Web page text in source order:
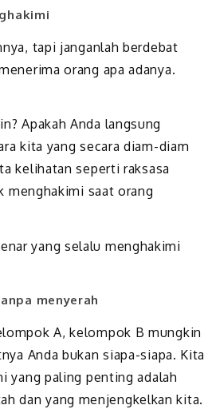
tapi janganlah berdebat
orang apa adanya.
Apakah Anda langsung
kita yang secara diam-diam
kelihatan seperti raksasa
menghakimi saat orang
yang selalu menghakimi
menyerah
A, kelompok B mungkin
Anda bukan siapa-siapa. Kita
yang paling penting adalah
dan yang menjengkelkan kita.